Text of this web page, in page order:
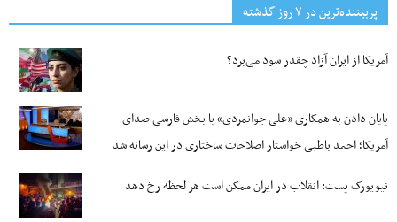
پربیننده‌ترین‌ در ۷ روز گذشته
آمریکا از ایران آزاد چقدر سود می‌برد؟
پایان دادن به همکاری «علی جوانمردی» با بخش فارسی صدای
آمریکا؛ احمد باطبی خواستار اصلاحات ساختاری در این رسانه شد
نیویورک پست: انقلاب در ایران ممکن است هر لحظه رخ دهد